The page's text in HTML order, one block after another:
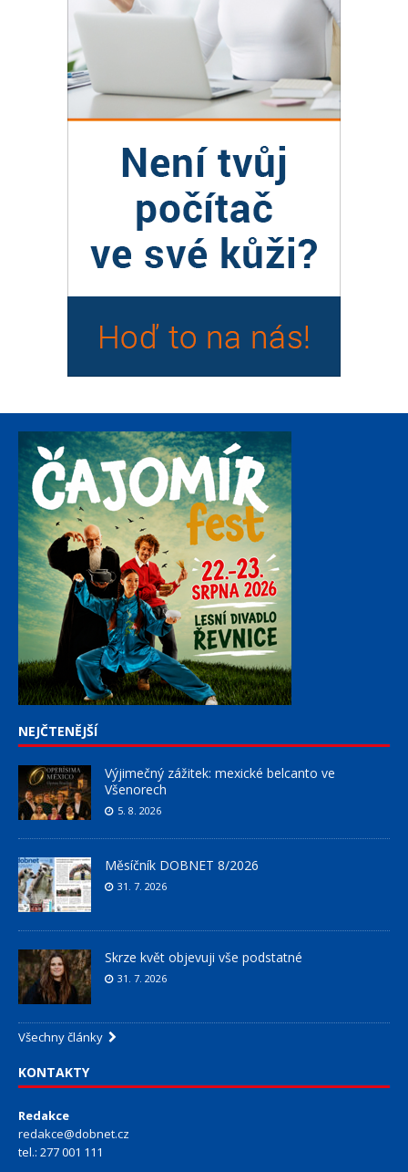
NEJČTENĚJŠÍ
Výjimečný zážitek: mexické belcanto ve
Všenorech
5. 8. 2026
Měsíčník DOBNET 8/2026
31. 7. 2026
Skrze květ objevuji vše podstatné
31. 7. 2026
Všechny články
KONTAKTY
Redakce
redakce@dobnet.cz
tel.: 277 001 111